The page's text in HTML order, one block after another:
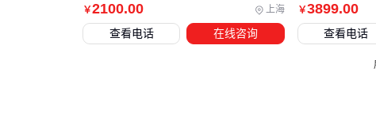
￥2100.00 上海
查看电话 在线咨询
￥3899.00
查看电话